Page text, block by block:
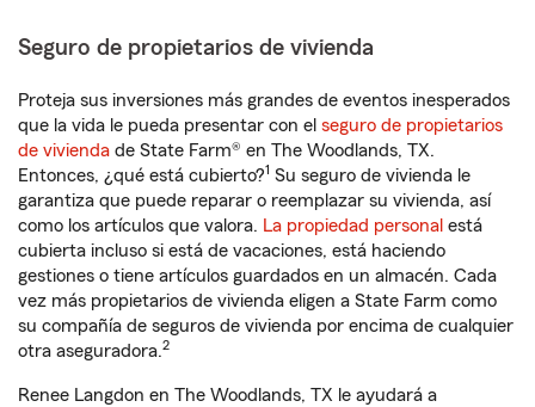
Seguro de propietarios de vivienda
Proteja sus inversiones más grandes de eventos inesperados
que la vida le pueda presentar con el seguro de propietarios
de vivienda de State Farm® en The Woodlands, TX.
Entonces, ¿qué está cubierto?1 Su seguro de vivienda le
garantiza que puede reparar o reemplazar su vivienda, así
como los artículos que valora. La propiedad personal está
cubierta incluso si está de vacaciones, está haciendo
gestiones o tiene artículos guardados en un almacén. Cada
vez más propietarios de vivienda eligen a State Farm como
su compañía de seguros de vivienda por encima de cualquier
otra aseguradora.2
Renee Langdon en The Woodlands, TX le ayudará a